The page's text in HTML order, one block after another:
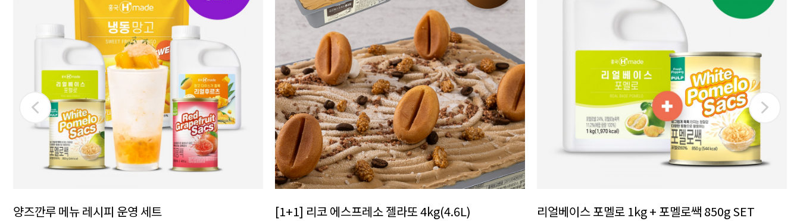
양즈깐루 메뉴 레시피 운영 세트 [1+1] 리코 에스프레소 젤라또 4kg(4.6L) 리얼베이스 포멜로 1kg + 포멜로쌕 850g SET